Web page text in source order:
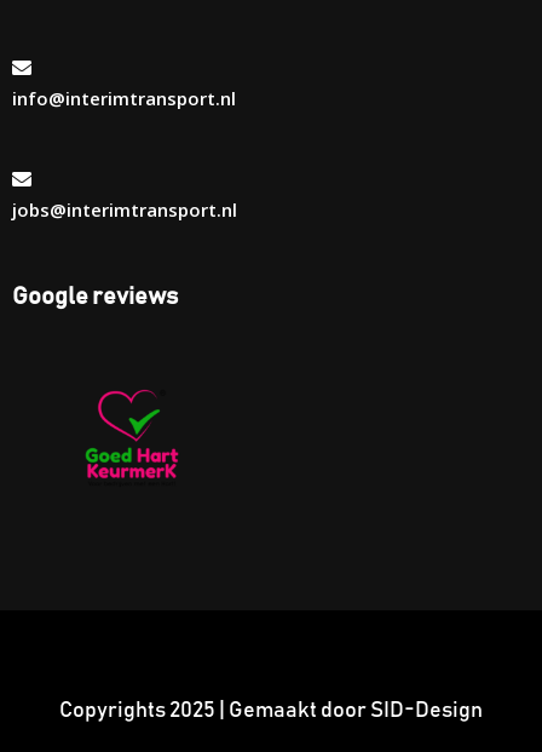
info@interimtransport.nl
jobs@interimtransport.nl
Google reviews
Copyrights 2025 | Gemaakt door SID-Design